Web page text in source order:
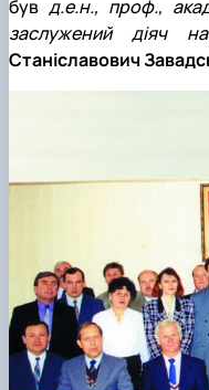
був д.е.н., проф.,
заслужений діяч
Станіславович